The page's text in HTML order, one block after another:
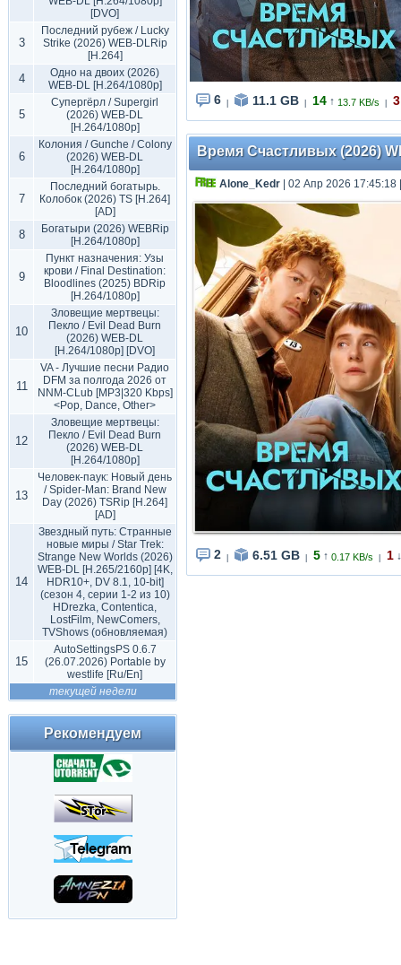
[DVO]
3
Последний рубеж / Lucky
Strike (2026) WEB-DLRip
[H.264]
4
Одно на двоих (2026)
WEB-DL [H.264/1080p]
5
Супергёрл / Supergirl
(2026) WEB-DL
[H.264/1080p]
6
Колония / Gunche / Colony
(2026) WEB-DL
[H.264/1080p]
7
Последний богатырь.
Колобок (2026) TS [H.264]
[AD]
8
Богатыри (2026) WEBRip
[H.264/1080p]
9
Пункт назначения: Узы
крови / Final Destination:
Bloodlines (2025) BDRip
[H.264/1080p]
10
Зловещие мертвецы:
Пекло / Evil Dead Burn
(2026) WEB-DL
[H.264/1080p] [DVO]
11
VA - Лучшие песни Радио
DFM за полгода 2026 от
NNM-CLub [MP3|320 Kbps]
<Pop, Dance, Other>
12
Зловещие мертвецы:
Пекло / Evil Dead Burn
(2026) WEB-DL
[H.264/1080p]
13
Человек-паук: Новый день
/ Spider-Man: Brand New
Day (2026) TSRip [H.264]
[AD]
14
Звездный путь: Странные
новые миры / Star Trek:
Strange New Worlds (2026)
WEB-DL [H.265/2160p] [4K,
HDR10+, DV 8.1, 10-bit]
(сезон 4, серии 1-2 из 10)
HDrezka, Contentica,
LostFilm, NewComers,
TVShows (обновляемая)
15
AutoSettingsPS 0.6.7
(26.07.2026) Portable by
westlife [Ru/En]
текущей недели
Рекомендуем
6 11.1 GB 14 ↑ 13.7 KB/s 3
Время Счастливых (2026)
Alone_Kedr | 02 Апр 2026 17:45:18
2 6.51 GB 5 ↑ 0.17 KB/s 1 ↓